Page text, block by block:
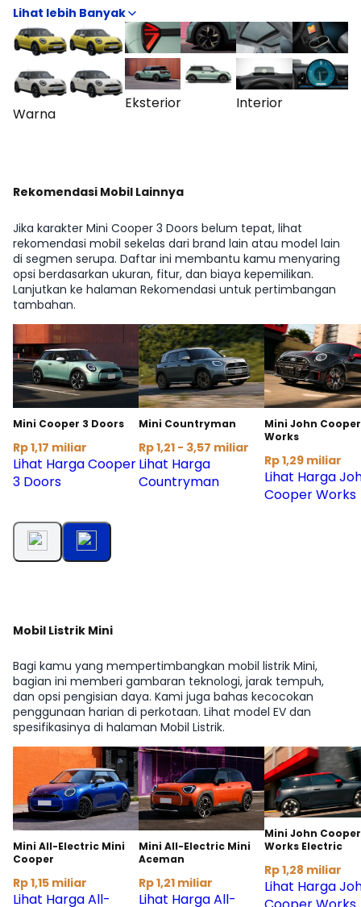
sertakan contoh dalam berbagai pencahayaan untuk
membantu keputusan warna. Lihat seluruh album di
halaman Galeri.
Warna
Eksterior Interior
Rekomendasi Mobil Lainnya
Jika karakter Mini Cooper 3 Doors belum tepat, lihat
rekomendasi mobil sekelas dari brand lain atau model lain
di segmen serupa. Daftar ini membantu kamu menyaring
opsi berdasarkan ukuran, fitur, dan biaya kepemilikan.
Lanjutkan ke halaman Rekomendasi untuk pertimbangan
tambahan.
Mini Cooper 3 Doors
Rp 1,17 miliar
Lihat Harga Cooper
3 Doors
Mini Countryman
Rp 1,21 - 3,57 miliar
Lihat Harga
Countryman
Mini John Cooper
Works
Rp 1,29 miliar
Lihat Harga
Cooper Works
Mobil Listrik Mini
Bagi kamu yang mempertimbangkan mobil listrik Mini,
bagian ini memberi gambaran teknologi, jarak tempuh,
dan opsi pengisian daya. Kami juga bahas kecocokan
penggunaan harian di perkotaan. Lihat model EV dan
spesifikasinya di halaman Mobil Listrik.
Mini All-Electric Mini
Cooper
Rp 1,15 miliar
Lihat Harga All-
Mini All-Electric Mini
Aceman
Rp 1,21 miliar
Lihat Harga All-
Mini John Cooper
Works Electric
Rp 1,28 miliar
Lihat Harga